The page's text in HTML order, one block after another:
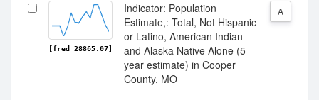
[fred_28865.07]
Indicator: Population
Estimate,: Total, Not Hispanic
or Latino, American Indian
and Alaska Native Alone (5-
year estimate) in Cooper
County, MO
A